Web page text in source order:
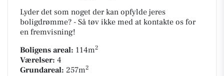
Lyder det som noget der kan opfylde jeres
boligdrømme? - Så tøv ikke med at kontakte os for
en fremvisning!
Boligens areal: 114m2
Værelser: 4
Grundareal: 257m2